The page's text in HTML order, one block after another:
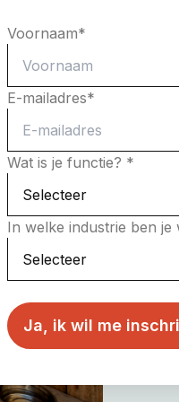
Voornaam*
E-mailadres*
Wat is je functie? *
In welke industrie ben je